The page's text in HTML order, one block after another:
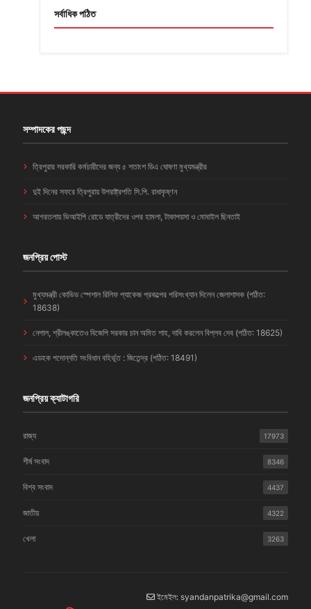
সর্বাধিক পঠিত
সম্পাদকের পছন্দ
ত্রিপুরার সরকারি কর্মচারীদের জন্য ৫ শতাংশ ডিএ ঘোষণা মুখ্যমন্ত্রীর
দুই দিনের সফরে ত্রিপুরায় উপরাষ্ট্রপতি সি.পি. রাধাকৃষ্ণন
আগরতলায় ভিআইপি রোডে যাত্রীদের ওপর হামলা, টাকাপয়সা ও মোবাইল ছিনতাই
জনপ্রিয় পোস্ট
মুখ্যমন্ত্রী কোভিড স্পেশাল রিলিফ প্যাকেজ প্রকল্পের পরিসংখ্যান দিলেন জেলাশাসক (পঠিত:
18638)
নেপাল, শ্রীলঙ্কাতেও বিজেপি সরকার চান অমিত শাহ, দাবি করলেন বিপ্লব দেব (পঠিত: 18625)
এডহক পদোন্নতি সংবিধান বহির্ভূত : জিতেন্দ্র (পঠিত: 18491)
জনপ্রিয় ক্যাটাগরি
রাজ্য 17973
শীর্ষ সংবাদ 8346
বিশ্ব সংবাদ 4437
জাতীয় 4322
খেলা 3263
ইমেইল: syandanpatrika@gmail.com